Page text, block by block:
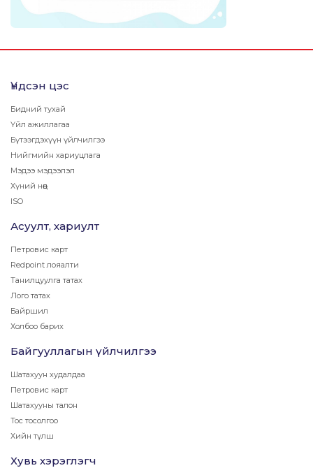
Үндсэн цэс
Бидний тухай
Үйл ажиллагаа
Бүтээгдэхүүн үйлчилгээ
Нийгмийн хариуцлага
Мэдээ мэдээлэл
Хүний нөөц
ISO
Асуулт, хариулт
Петровис карт
Redpoint лояалти
Танилцуулга татах
Лого татах
Байршил
Холбоо барих
Байгууллагын үйлчилгээ
Шатахуун худалдаа
Петровис карт
Шатахууны талон
Тос тосолгоо
Хийн түлш
Хувь хэрэглэгч